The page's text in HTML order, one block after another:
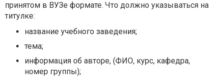
принятом в ВУЗе формате. Что должно указываться на
титулке:
название учебного заведения;
тема;
информация об авторе, (ФИО, курс, кафедра,
номер группы);